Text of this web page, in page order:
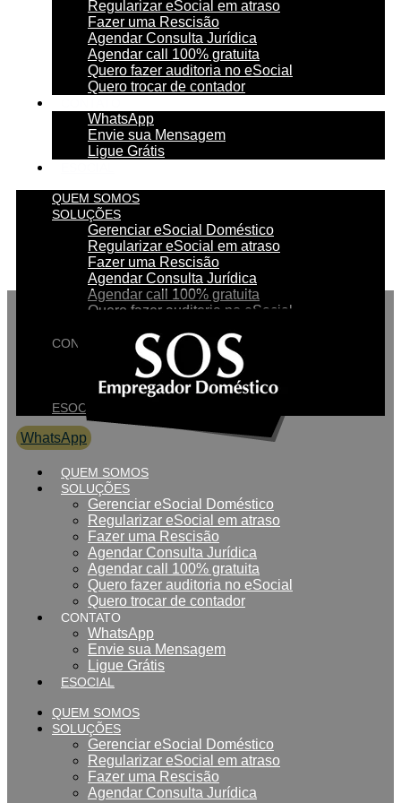
Regularizar eSocial em atraso
Fazer uma Rescisão
Agendar Consulta Jurídica
Agendar call 100% gratuita
Quero fazer auditoria no eSocial
Quero trocar de contador
WhatsApp
Envie sua Mensagem
Ligue Grátis
QUEM SOMOS
SOLUÇÕES
Gerenciar eSocial Doméstico
Regularizar eSocial em atraso
Fazer uma Rescisão
Agendar Consulta Jurídica
Agendar call 100% gratuita
Quero fazer auditoria no eSocial
CONTATO
WhatsApp
Envie sua Mensagem
Ligue Grátis
ESOCIAL
WhatsApp
QUEM SOMOS
SOLUÇÕES
Gerenciar eSocial Doméstico
Regularizar eSocial em atraso
Fazer uma Rescisão
Agendar Consulta Jurídica
Agendar call 100% gratuita
Quero fazer auditoria no eSocial
Quero trocar de contador
CONTATO
WhatsApp
Envie sua Mensagem
Ligue Grátis
ESOCIAL
QUEM SOMOS
SOLUÇÕES
Gerenciar eSocial Doméstico
Regularizar eSocial em atraso
Fazer uma Rescisão
Agendar Consulta Jurídica